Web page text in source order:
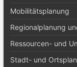
Mobilitätsplanung
Regionalplanung
Ressourcen- und
Stadt- und